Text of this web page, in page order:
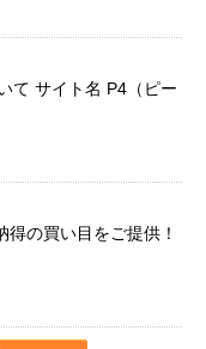
て サイト名 P4（ピー
の買い目をご提供！